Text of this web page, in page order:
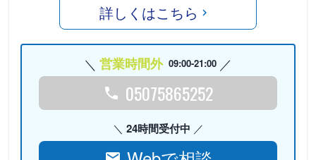
詳しくはこちら
営業時間外 09:00-21:00
05075865252
24時間受付中